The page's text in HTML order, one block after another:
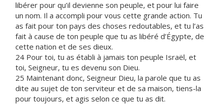
libérer pour qu’il devienne son peuple, et pour lui faire
un nom. Il a accompli pour vous cette grande action. Tu
as fait pour ton pays des choses redoutables, et tu l’as
fait à cause de ton peuple que tu as libéré d’Égypte, de
cette nation et de ses dieux.
24 Pour toi, tu as établi à jamais ton peuple Israël, et
toi, Seigneur, tu es devenu son Dieu.
25 Maintenant donc, Seigneur Dieu, la parole que tu as
dite au sujet de ton serviteur et de sa maison, tiens-la
pour toujours, et agis selon ce que tu as dit.